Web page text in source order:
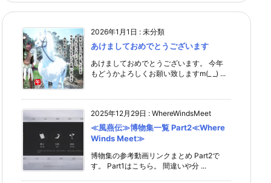
2026年1月1日 : 未分類
あけましておめでとうございます
あけましておめでとうございます。 今年
もどうかよろしくお願い致しますm(_ _) ...
2025年12月29日 : WhereWindsMeet
≪風燕伝≫博物集一覧 Part2≪Where
Winds Meet≫
博物集の参考動画リンクまとめ Part2で
す。 Part1はこちら。 間違いや分 ...